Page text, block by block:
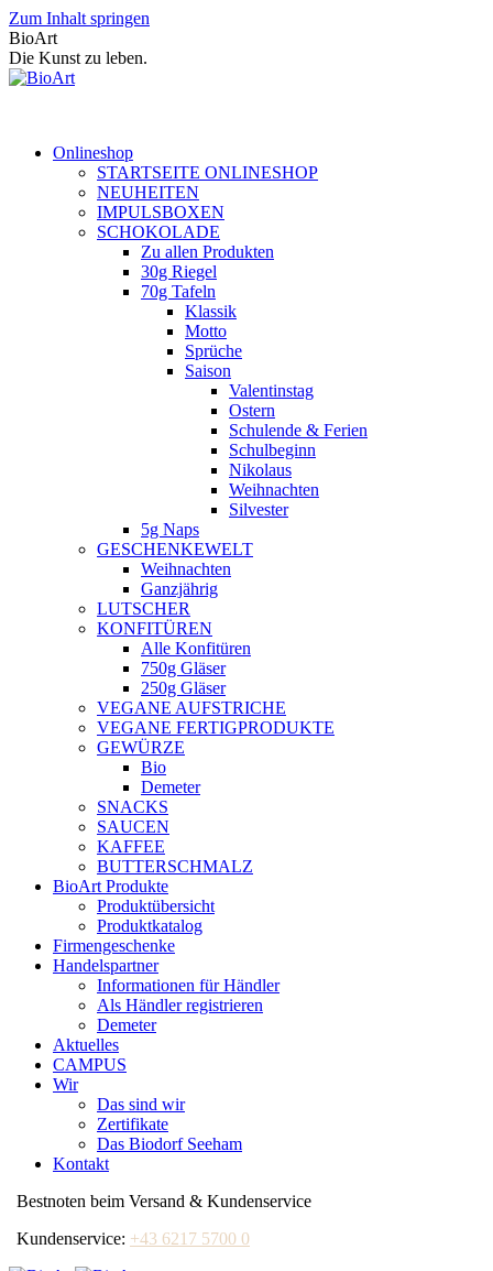
Zum Inhalt springen
BioArt
Die Kunst zu leben.
Onlineshop
STARTSEITE ONLINESHOP
NEUHEITEN
IMPULSBOXEN
SCHOKOLADE
Zu allen Produkten
30g Riegel
70g Tafeln
Klassik
Motto
Sprüche
Saison
Valentinstag
Ostern
Schulende & Ferien
Schulbeginn
Nikolaus
Weihnachten
Silvester
5g Naps
GESCHENKEWELT
Weihnachten
Ganzjährig
LUTSCHER
KONFITÜREN
Alle Konfitüren
750g Gläser
250g Gläser
VEGANE AUFSTRICHE
VEGANE FERTIGPRODUKTE
GEWÜRZE
Bio
Demeter
SNACKS
SAUCEN
KAFFEE
BUTTERSCHMALZ
BioArt Produkte
Produktübersicht
Produktkatalog
Firmengeschenke
Handelspartner
Informationen für Händler
Als Händler registrieren
Demeter
Aktuelles
CAMPUS
Wir
Das sind wir
Zertifikate
Das Biodorf Seeham
Kontakt
Bestnoten beim Versand & Kundenservice
Kundenservice: +43 6217 5700 0